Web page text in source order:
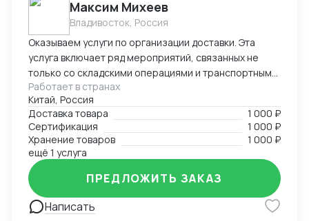
Максим Михеев
Владивосток, Россия
Оказываем услуги по организации доставки. Эта
услуга включает ряд мероприятий, связанных не
только со складскими операциями и транспортным
сопровождением. В нее также входит таможенное
оформление, помощь в заполнении необходимой
сопроводительной и разрешительной
документации.
Работает в странах
Китай, Россия
Доставка товара
1 000 ₽
Сертификация
1 000 ₽
Хранение товаров
1 000 ₽
ещё 1 услуга
Написать
ПРЕДЛОЖИТЬ ЗАКАЗ